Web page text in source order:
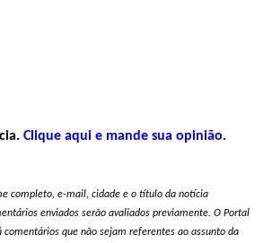
Clique aqui e mande sua opinião.
completo, e-mail, cidade e o título da notícia
enviados serão avaliados previamente. O Portal
comentários que não sejam referentes ao assunto da